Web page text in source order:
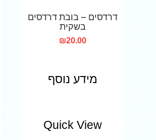
דרדסים – בובת דרדסים
בשקית
₪20.00
מידע נוסף
Quick View